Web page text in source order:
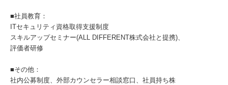
■社員教育：
ITセキュリティ資格取得支援制度
スキルアップセミナー(ALL DIFFERENT株式会社と提携)、
評価者研修
■その他：
社内公募制度、外部カウンセラー相談窓口、社員持ち株